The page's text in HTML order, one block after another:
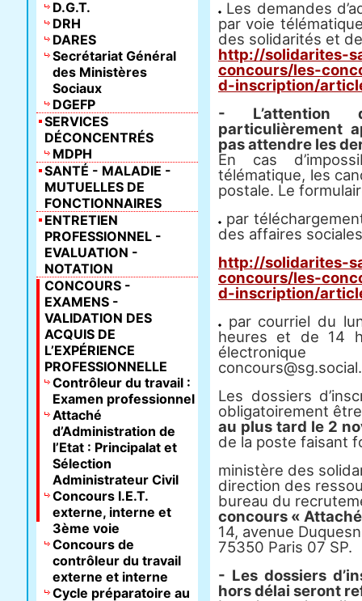
Les demandes
par voie
des solidarités et
http://solidarites-
concours/les-
d-inscription/
- L’attention
particulièrement
pas attendre les
En cas
télématique, les
postale. Le
par
des affaires
http://solidarites-
concours/les-
d-inscription/
par courriel du
heures et de 14
Les dossiers
obligatoirement
au plus tard le 2
de la poste faisant
ministère des
direction des
bureau du
concours «
14, avenue
75350 Paris 07 SP.
- Les dossiers
hors délai seront
D.G.T.
DRH
DARES
Secrétariat Général
des Ministères
Sociaux
DGEFP
SERVICES
DÉCONCENTRÉS
MDPH
SANTÉ - MALADIE -
MUTUELLES DE
FONCTIONNAIRES
ENTRETIEN
PROFESSIONNEL -
EVALUATION -
NOTATION
CONCOURS -
EXAMENS -
VALIDATION DES
ACQUIS DE
L’EXPÉRIENCE
PROFESSIONNELLE
Contrôleur du travail :
Examen professionnel
Attaché
d’Administration de
l’Etat : Principalat et
Sélection
Administrateur Civil
Concours I.E.T.
externe, interne et
3ème voie
Concours de
contrôleur du travail
externe et interne
Cycle préparatoire au